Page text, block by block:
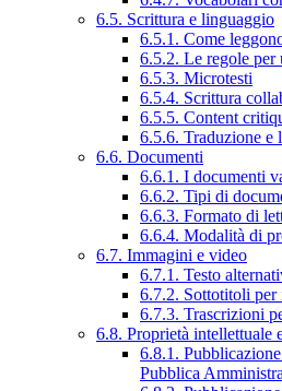
6.5. Scrittura e linguaggio
6.5.1. Come
6.5.2. Le regole per
6.5.3. Microtesti
6.5.4. Scrittura
6.5.5. Content
6.5.6. Traduzione e
6.6. Documenti
6.6.1. I documenti
6.6.2. Tipi di
6.6.3. Formato di
6.6.4. Modalità di
6.7. Immagini e video
6.7.1. Testo
6.7.2. Sottotitoli per
6.7.3. Trascrizioni
6.8. Proprietà intellettuale
6.8.1.
Pubblica